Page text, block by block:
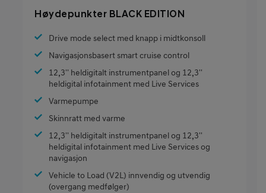
Høydepunkter BLACK EDITION
Drive mode select med knapp i midtkonsoll
Navigasjonsbasert smart cruise control
12,3'' heldigitalt instrumentpanel og 12,3''
heldigital infotainment med Live Services
Varmepumpe
Skinnratt med varme
12,3'' heldigitalt instrumentpanel og 12,3''
heldigital infotainment med Live Services og
navigasjon
Vehicle to Load (V2L) innvendig og utvendig
(overgang medfølger)